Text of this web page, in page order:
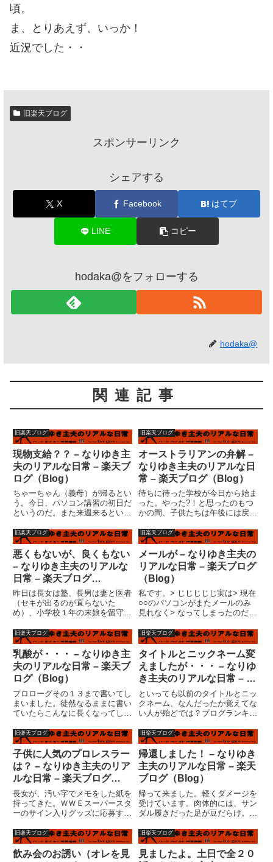
頃。
ま、とりあえず、いっか！
近況でした・・
旧楽天ブログ
スポンサーリンク
シェアする
X Facebook はてブ
LINE コピー
hodaka@をフォローする
hodaka@
関連記事
旧楽天ブログ
現物支給？？ – なりゆき主
夫のリアルな日常 – 楽天ブ
ログ（Blog）
ちゃーちゃん（義母）が帰るとい
う。今日、パソコン講習の初日だ
というのだ。また来週来るとい
りそれではマズイ！！家に帰るな
ら、購入したパソコンをセットア
ップして、以前使用していたＰＣ
からこの日記へのショートカット
を...
旧楽天ブログ
オーストラリアンの弁解 –
なりゆき主夫のリアルな日
常 – 楽天ブログ（Blog）
待ちに待った学校が今日から始ま
った。やった?！と思ったのもつ
かの間、子供たちは午後には戻っ
ば当たり前だが・・・まあ、午前
中の憂鬱が朝の憂鬱に変わっただ
け格段の進歩か。子供たちの帰り
も徐々に遅くなっていくはずだ
し...
旧楽天ブログ
悪くもないが、良くもない
– なりゆき主夫のリアルな
日常 – 楽天ブログ
（Blog）
昨日は長女は塾、長男は妻と医者
（セキが出るのが直らないた
め）、小学校１年の末娘を留守番
に一緒に連れて行った。私の弟も
兄も子供がいないため、この末娘
だけが家の血統を残す子孫となる
わけだ。（いまのところ）そうい
うこ...
旧楽天ブログ
メールが – なりゆき主夫の
リアルな日常 – 楽天ブログ
（Blog）
私です。> じじじじじ実は> 現在
○○のパソコンがまたメールのみ
見れなく> なってしまったのだ。
う？インターネット見れてるなら
エアステーションとか内部ネット
ワークの影響じゃないと思うよ。
メールサーバーの問題か？...
旧楽天ブログ
乳酸が・・・ – なりゆき主
夫のリアルな日常 – 楽天ブ
ログ（Blog）
プロローグその１３まで書いてし
まいました。徒然なるままに書い
ていたらこんなに長くなってしま
りあえず考えていません。主人公
が誰なのかも決まってないし。彰
秀の私小説スタイルが簡単なんだ
けど、それって日記と何が違う
ね...
旧楽天ブログ
タイトルとニックネーム変
えましたが・・・ – なりゆ
き主夫のリアルな日常 – 楽
天ブログ（Blog）
といっても以前のタイトルとニッ
クネーム、なんだったか覚えてな
い人が殆どでは？ブログランキン
ク！それくらいインパクトが薄い
気がしておりました。で、今回変
えても・・・変った気がしない人
はもれなくクリック！お願いしま
す...
旧楽天ブログ
子供に人気のプロレスラー
は？ – なりゆき主夫のリア
ルな日常 – 楽天ブログ
（Blog）
長女が、汚い字でメモをした紙を
持ってきた。ＷＷＥスーパースタ
ーのサイン入りグッズに応募する
と、はがきで応募してくれという
ことらしい。私は仕事で使ってい
るピンクのはがきを長女に貸して
旧楽天ブログ
帰還しました！ – なりゆき
主夫のリアルな日常 – 楽天
ブログ（Blog）
帰って来ました。軽くダメージを
受けています。肉体的には、サン
ダル履きだった足が豆だらけ。市
赤。またその市民プールのウォー
タースライダーで打撲した尻の皮
が剥け、大量に飯食いすぎて腰を
旧楽天ブログ
飲み会のお誘い（オレを見
旧楽天ブログ
見ましたよ。土日で全２０